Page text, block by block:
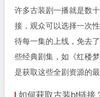
许多古装剧一播就是数
接，观众可以选择一次
待每一集的上线，免去
些经典剧集，如《红楼
是获取这些全剧资源的最
如何获取古装bt链接